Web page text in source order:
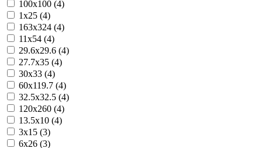
100x100 (4)
1x25 (4)
163x324 (4)
11x54 (4)
29.6x29.6 (4)
27.7x35 (4)
30x33 (4)
60x119.7 (4)
32.5x32.5 (4)
120x260 (4)
13.5x10 (4)
3x15 (3)
6x26 (3)